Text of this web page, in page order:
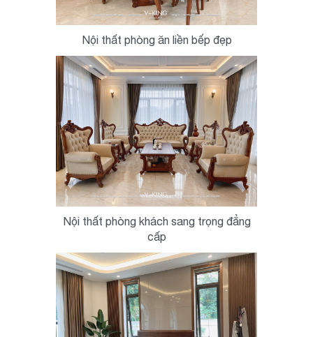
Nội thất phòng ăn liền bếp đẹp
Nội thất phòng khách sang trọng đẳng
cấp